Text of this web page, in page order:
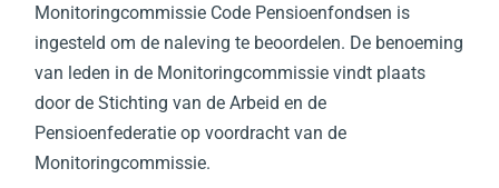
Monitoringcommissie Code Pensioenfondsen is
ingesteld om de naleving te beoordelen. De benoeming
van leden in de Monitoringcommissie vindt plaats
door de Stichting van de Arbeid en de
Pensioenfederatie op voordracht van de
Monitoringcommissie.